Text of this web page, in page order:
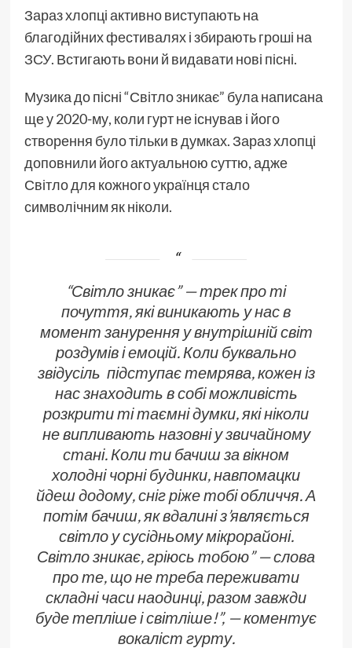
Зараз хлопці активно виступають на
благодійних фестивалях і збирають гроші на
ЗСУ. Встигають вони й видавати нові пісні.
Музика до пісні “Світло зникає” була написана
ще у 2020-му, коли гурт не існував і його
створення було тільки в думках. Зараз хлопці
доповнили його актуальною суттю, адже
Світло для кожного українця стало
символічним як ніколи.
“Світло зникає” — трек про ті
почуття, які виникають у нас в
момент занурення у внутрішній світ
роздумів і емоцій. Коли буквально
звідусіль підступає темрява, кожен із
нас знаходить в собі можливість
розкрити ті таємні думки, які ніколи
не випливають назовні у звичайному
стані. Коли ти бачиш за вікном
холодні чорні будинки, навпомацки
йдеш додому, сніг ріже тобі обличчя. А
потім бачиш, як вдалині з’являється
світло у сусідньому мікрорайоні.
Світло зникає, гріюсь тобою” — слова
про те, що не треба переживати
складні часи наодинці, разом завжди
буде тепліше і світліше!”, — коментує
вокаліст гурту.